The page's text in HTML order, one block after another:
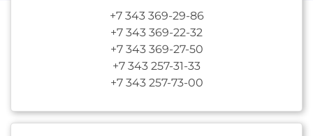
+7 343 369-29-86
+7 343 369-22-32
+7 343 369-27-50
+7 343 257-31-33
+7 343 257-73-00